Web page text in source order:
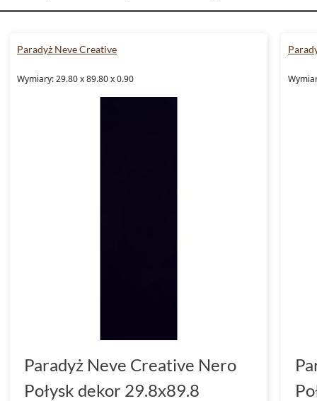
Paradyż Neve Creative
Wymiary: 29.80 x 89.80 x 0.90
Paradyż Neve Creative Nero
Połysk dekor 29.8x89.8